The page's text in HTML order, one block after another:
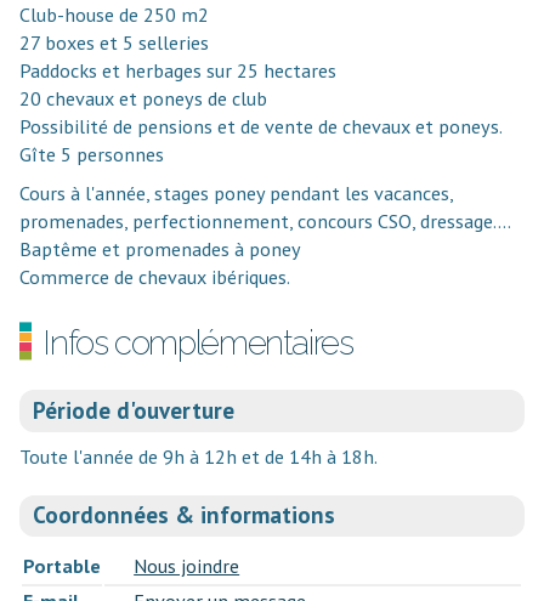
Club-house de 250 m2
27 boxes et 5 selleries
Paddocks et herbages sur 25 hectares
20 chevaux et poneys de club
Possibilité de pensions et de vente de chevaux et poneys.
Gîte 5 personnes
Cours à l'année, stages poney pendant les vacances,
promenades, perfectionnement, concours CSO, dressage....
Baptême et promenades à poney
Commerce de chevaux ibériques.
Infos complémentaires
Période d'ouverture
Toute l'année de 9h à 12h et de 14h à 18h.
Coordonnées & informations
Portable
Nous joindre